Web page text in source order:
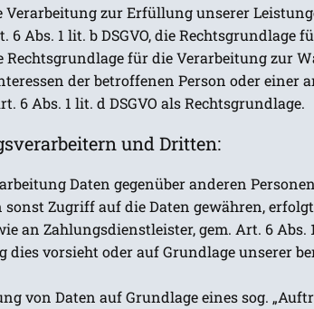
Verarbeitung zur Erfüllung unserer
Abs. 1 lit. b DSGVO, die
Rechtsgrundlage für die Verarbeitung zur
der betroffenen Person oder
6 Abs. 1 lit. d DSGVO als Rechtsgrundlage.
und Dritten:
Daten gegenüber anderen
Zugriff auf die Daten gewähren,
an Zahlungsdienstleister, gem. Art. 6
vorsieht oder auf Grundlage unserer
von Daten auf Grundlage eines sog.